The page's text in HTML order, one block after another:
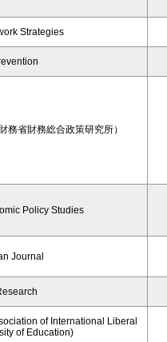
Strategies
省財務総合政策研究所）
Policy Studies
Journal
of International Liberal
of Education)